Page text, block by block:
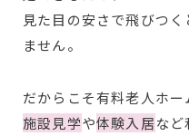
見た目の安さで飛びつ
ません。
だからこそ有料老人ホー
施設見学や体験入居な